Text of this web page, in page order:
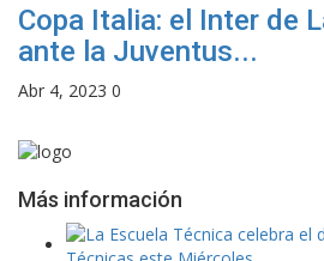
Copa Italia: el Inter de
ante la Juventus...
Abr 4, 2023 0
Más información